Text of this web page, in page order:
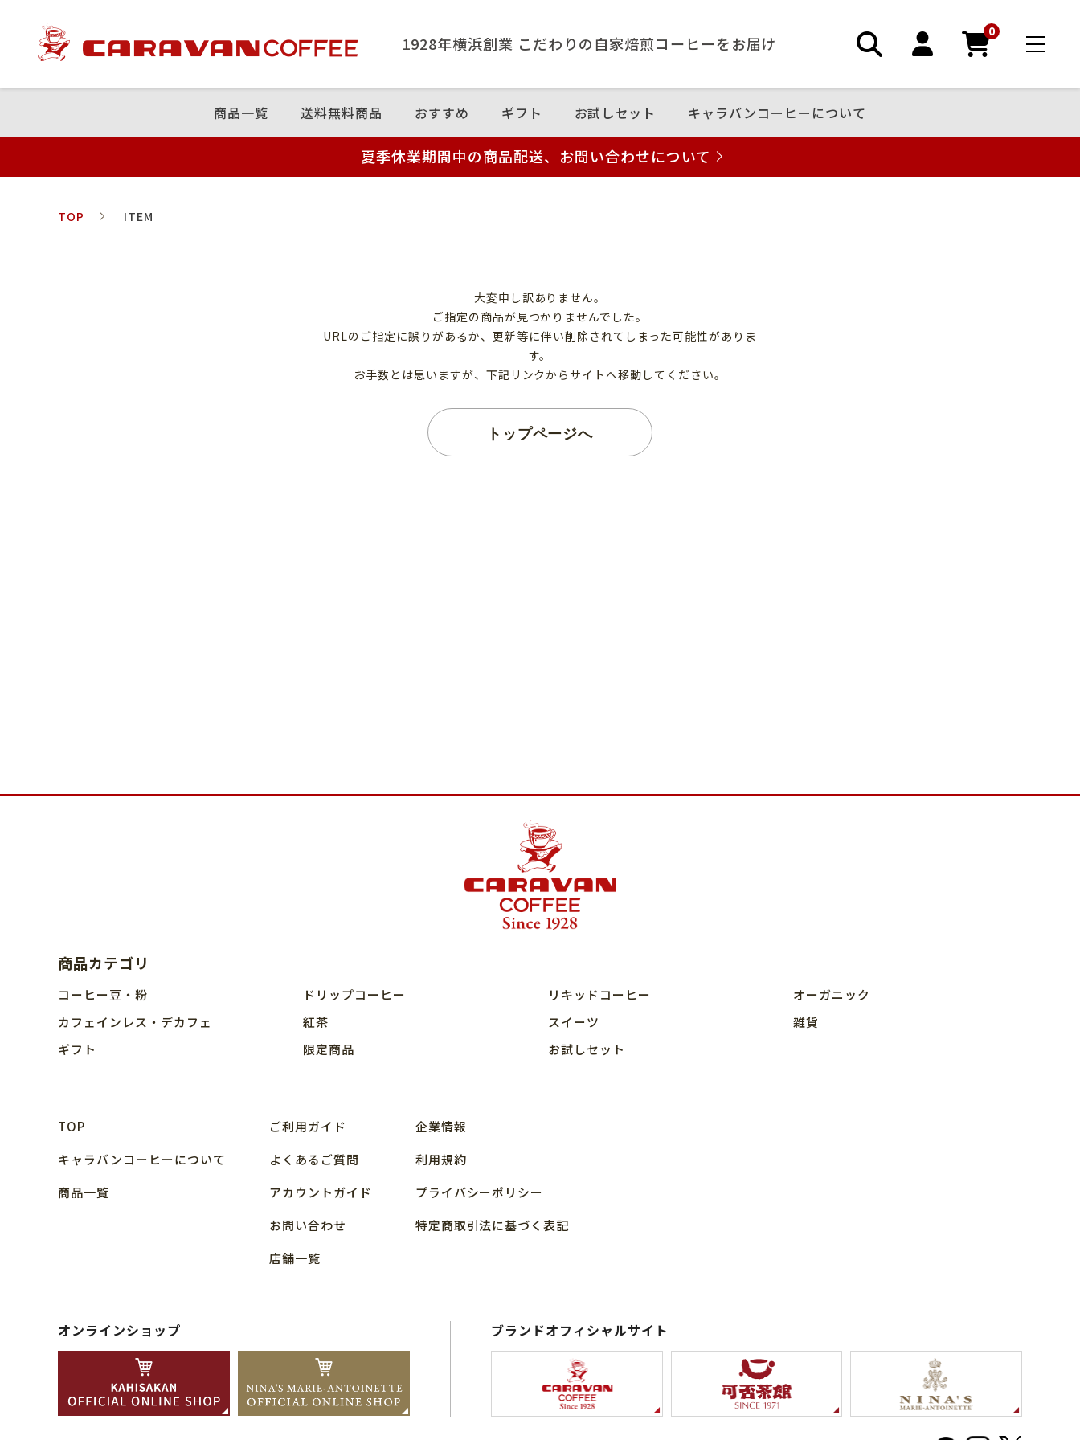
1928年横浜創業 こだわりの⾃家焙煎コーヒーをお届け
0
商品⼀覧 送料無料商品 おすすめ ギフト お試しセット キャラバンコーヒーについて
夏季休業期間中の商品配送、お問い合わせについて
TOP ITEM
大変申し訳ありません。
ご指定の商品が見つかりませんでした。
URLのご指定に誤りがあるか、更新等に伴い削除されてしまった可能性がありま
す。
お手数とは思いますが、下記リンクからサイトへ移動してください。
トップページへ
商品カテゴリ
コーヒー豆・粉 ドリップコーヒー リキッドコーヒー
オーガニック
カフェインレス・デカフェ
紅茶 スイーツ
雑貨
ギフト
限定商品 お試しセット
TOP
キャラバンコーヒーについて
商品⼀覧
ご利用ガイド
よくあるご質問
アカウントガイド
お問い合わせ
店舗⼀覧
企業情報
利用規約
プライバシーポリシー
特定商取引法に基づく表記
オンラインショップ ブランドオフィシャルサイト